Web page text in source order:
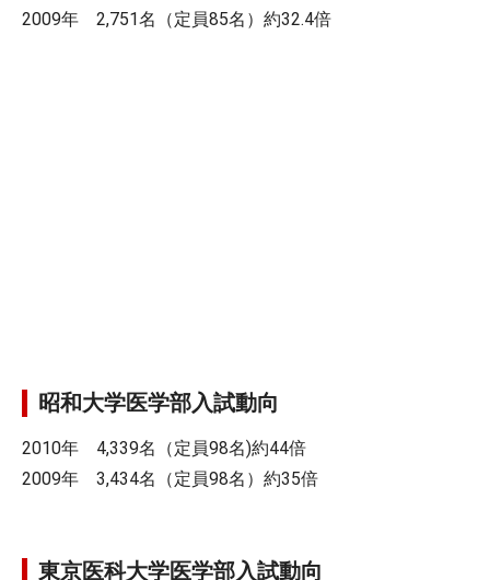
2009年 2,751名（定員85名）約32.4倍
昭和大学医学部入試動向
2010年 4,339名（定員98名)約44倍
2009年 3,434名（定員98名）約35倍
東京医科大学医学部入試動向